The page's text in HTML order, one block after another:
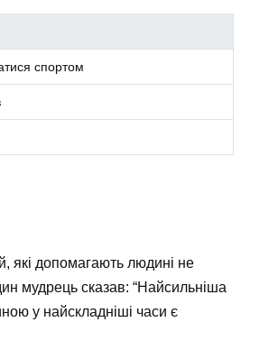
спортом
які допомагають людині не
мудрець сказав: “Найсильніша
у найскладніші часи є